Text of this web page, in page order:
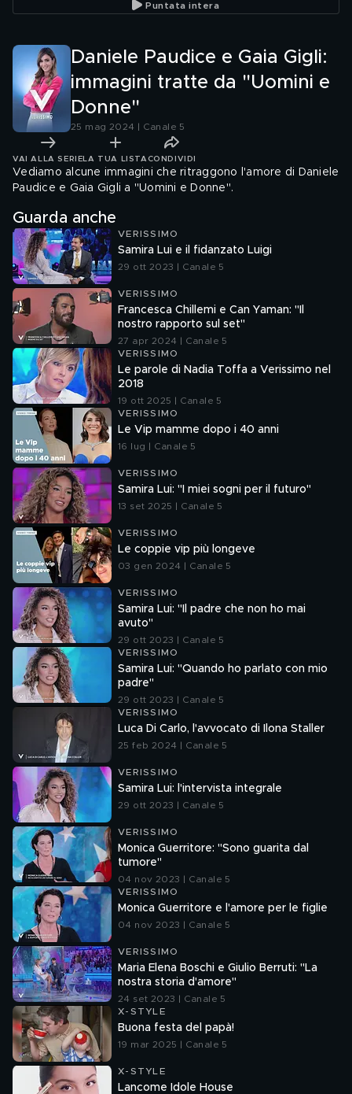
Puntata intera
Daniele Paudice e Gaia Gigli:
immagini tratte da "Uomini e
Donne"
25 mag 2024 | Canale 5
VAI ALLA SERIE LA TUA LISTA CONDIVIDI
Vediamo alcune immagini che ritraggono l'amore di Daniele
Paudice e Gaia Gigli a "Uomini e Donne".
Guarda anche
VERISSIMO
Samira Lui e il fidanzato Luigi
29 ott 2023 | Canale 5
VERISSIMO
Francesca Chillemi e Can Yaman: "Il
nostro rapporto sul set"
27 apr 2024 | Canale 5
VERISSIMO
Le parole di Nadia Toffa a Verissimo nel
2018
19 ott 2025 | Canale 5
VERISSIMO
Le Vip mamme dopo i 40 anni
16 lug | Canale 5
VERISSIMO
Samira Lui: "I miei sogni per il futuro"
13 set 2025 | Canale 5
VERISSIMO
Le coppie vip più longeve
03 gen 2024 | Canale 5
VERISSIMO
Samira Lui: "Il padre che non ho mai
avuto"
29 ott 2023 | Canale 5
VERISSIMO
Samira Lui: "Quando ho parlato con mio
padre"
29 ott 2023 | Canale 5
VERISSIMO
Luca Di Carlo, l'avvocato di Ilona Staller
25 feb 2024 | Canale 5
VERISSIMO
Samira Lui: l'intervista integrale
29 ott 2023 | Canale 5
VERISSIMO
Monica Guerritore: "Sono guarita dal
tumore"
04 nov 2023 | Canale 5
VERISSIMO
Monica Guerritore e l'amore per le figlie
04 nov 2023 | Canale 5
VERISSIMO
Maria Elena Boschi e Giulio Berruti: "La
nostra storia d'amore"
24 set 2023 | Canale 5
X-STYLE
Buona festa del papà!
19 mar 2025 | Canale 5
X-STYLE
Lancome Idole House